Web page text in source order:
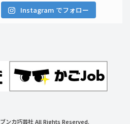
Instagram でフォロー
ンカ巧芸社 All Rights Reserved.